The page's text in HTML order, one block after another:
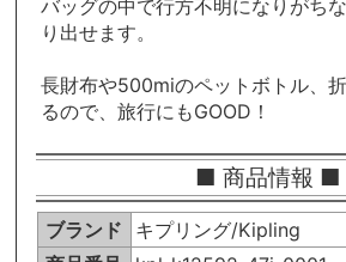
バッグの中で行方不明になりがち
り出せます。
長財布や500miのペットボトル、
るので、旅行にもGOOD！
■ 商品情報 ■
ブランド
キプリング/Kipling